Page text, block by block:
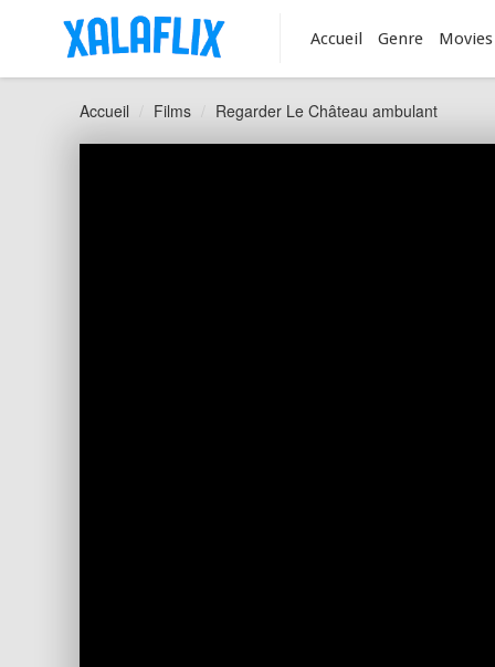
Accueil Genre Movies
Accueil Films Regarder Le Château ambulant